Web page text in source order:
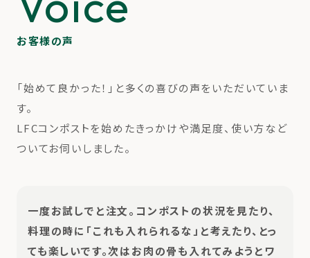
お客様の声
「始めて良かった！」と多くの喜びの声をいただいていま
す。
LFCコンポストを始めたきっかけや満足度、使い方など
ついてお伺いしました。
一度お試しでと注文。コンポストの状況を見たり、
料理の時に「これも入れられるな」と考えたり、とっ
ても楽しいです。次はお肉の骨も入れてみようとワ